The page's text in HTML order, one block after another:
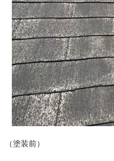
（塗装前）